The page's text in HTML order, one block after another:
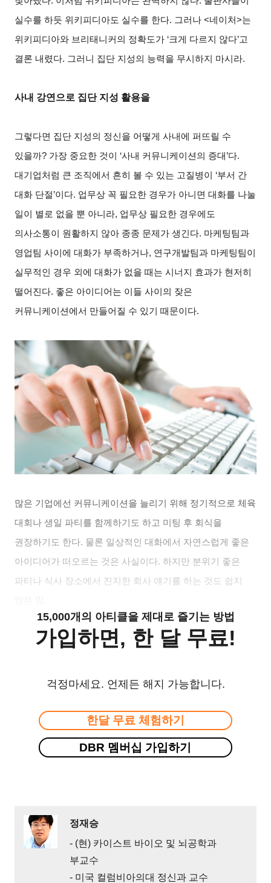
실수를 하듯 위키피디아도 실수를 한다. 그러나 <네이처>는
위키피디아와 브리태니커의 정확도가 ‘크게 다르지 않다’고
결론 내렸다. 그러니 집단 지성의 능력을 무시하지 마시라.
사내 강연으로 집단 지성 활용을
그렇다면 집단 지성의 정신을 어떻게 사내에 퍼뜨릴 수
있을까? 가장 중요한 것이 ‘사내 커뮤니케이션의 증대’다.
대기업처럼 큰 조직에서 흔히 볼 수 있는 고질병이 ‘부서 간
대화 단절’이다. 업무상 꼭 필요한 경우가 아니면 대화를 나눌
일이 별로 없을 뿐 아니라, 업무상 필요한 경우에도
의사소통이 원활하지 않아 종종 문제가 생긴다. 마케팅팀과
영업팀 사이에 대화가 부족하거나, 연구개발팀과 마케팅팀이
실무적인 경우 외에 대화가 없을 때는 시너지 효과가 현저히
떨어진다. 좋은 아이디어는 이들 사이의 잦은
커뮤니케이션에서 만들어질 수 있기 때문이다.
많은 기업에선 커뮤니케이션을 늘리기 위해 정기적으로 체육
대회나 생일 파티를 함께하기도 하고 미팅 후 회식을
권장하기도 한다. 물론 일상적인 대화에서 자연스럽게 좋은
아이디어가 떠오르는 것은 사실이다. 하지만 분위기 좋은
파티나 식사 장소에서 진지한 회사 얘기를 하는 것도 쉽지
15,000개의 아티클을 제대로 즐기는 방법
가입하면, 한 달 무료!
걱정마세요. 언제든 해지 가능합니다.
한달 무료 체험하기
DBR 멤버십 가입하기
정재승
- (현) 카이스트 바이오 및 뇌공학과
부교수
- 미국 컬럼비아의대 정신과 교수